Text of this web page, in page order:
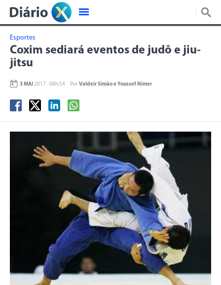
Esportes
Coxim sediará eventos de judô e jiu-
jitsu
3 MAI 2017 - 08h:54 PorValdeir Simão e Youssef Nimer